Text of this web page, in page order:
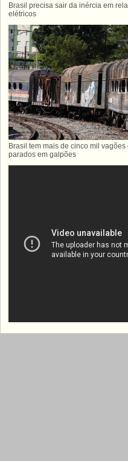
Brasil precisa sair da inércia em
elétricos
Brasil tem mais de cinco mil vagões
parados em galpões